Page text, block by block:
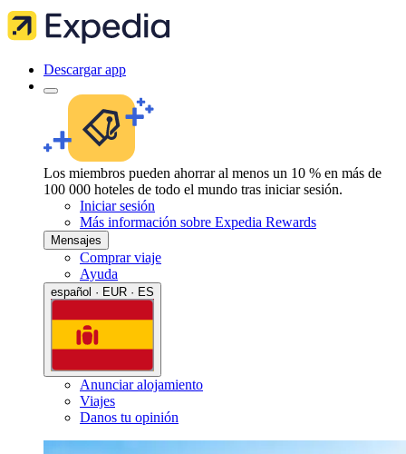
Descargar app
Los miembros pueden ahorrar al menos un 10 % en más de
100 000 hoteles de todo el mundo tras iniciar sesión.
Iniciar sesión
Más información sobre Expedia Rewards
Mensajes
Comprar viaje
Ayuda
español · EUR · ES
Anunciar alojamiento
Viajes
Danos tu opinión